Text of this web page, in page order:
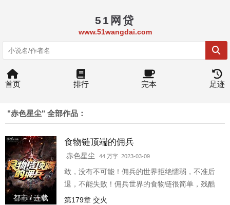
51网贷
www.51wangdai.com
首页 排行 完本 足迹
"赤色星尘" 全部作品：
都市 / 连载
食物链顶端的佣兵
赤色星尘 44 万字 2023-03-09
敢，没有不可能！佣兵的世界拒绝懦弱，不准后
退，不能失败！佣兵世界的食物链很简单，残酷
想活下去吗？那就拼尽全力站上食物链的顶端！
第179章 交火